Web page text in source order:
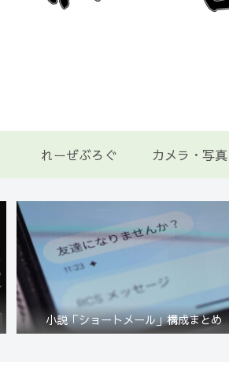
れーぜぶろぐ カメラ・写真
小説「ショートメール」構成まとめ